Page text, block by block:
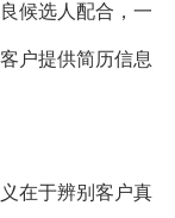
候选人配合，一
户提供简历信息
在于辨别客户真